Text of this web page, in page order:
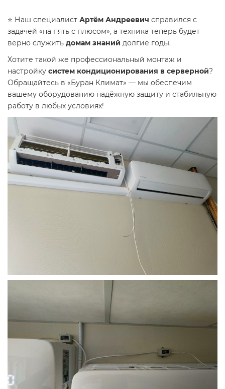
⭐ Наш специалист Артём Андреевич справился с
задачей «на пять с плюсом», а техника теперь будет
верно служить домам знаний долгие годы.
Хотите такой же профессиональный монтаж и
настройку систем кондиционирования в серверной?
Обращайтесь в «Буран Климат» — мы обеспечим
вашему оборудованию надёжную защиту и стабильную
работу в любых условиях!